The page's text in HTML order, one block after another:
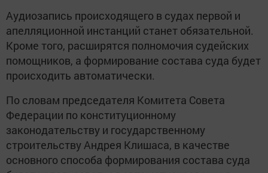
Аудиозапись происходящего в судах первой и
апелляционной инстанций станет обязательной.
Кроме того, расширятся полномочия судейских
помощников, а формирование состава суда будет
происходить автоматически.
По словам председателя Комитета Совета
Федерации по конституционному
законодательству и государственному
строительству Андрея Клишаса, в качестве
основного способа формирования состава суда